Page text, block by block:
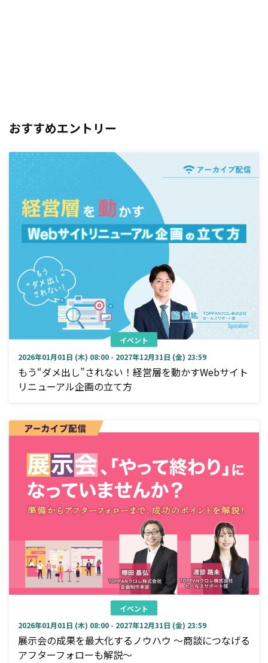
おすすめエントリー
イベント
2026年01月01日 (木) 08:00 - 2027年12月31日 (金) 23:59
もう“ダメ出し”されない！経営層を動かすWebサイト
リニューアル企画の立て方
イベント
2026年01月01日 (木) 08:00 - 2027年12月31日 (金) 23:59
展示会の成果を最大化するノウハウ ～商談につなげる
アフターフォローも解説～